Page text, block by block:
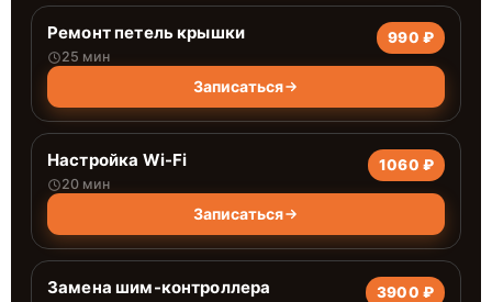
Ремонт петель крышки
25 мин
990 ₽
Записаться
Настройка Wi-Fi
20 мин
1060 ₽
Записаться
Замена шим-контроллера 3900 ₽